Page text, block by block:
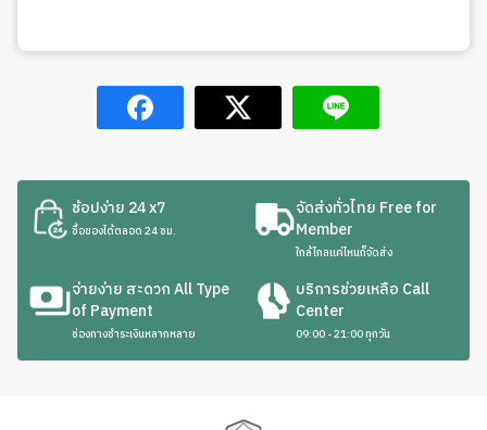
ช้อปง่าย 24 x7
ซื้อของได้ตลอด 24 ชม.
จัดส่งทั่วไทย Free for
Member
ใกล้ไกลแค่ไหนก็จัดส่ง
จ่ายง่าย สะดวก All Type
of Payment
ช่องทางชำระเงินหลากหลาย
บริการช่วยเหลือ Call
Center
09:00 - 21:00 ทุกวัน